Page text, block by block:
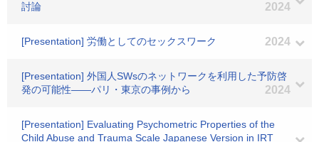
討論
2024
[Presentation] 労働としてのセックスワーク 2024
[Presentation] 外国人SWsのネットワークを利用した予防啓
発の可能性――パリ・東京の事例から
2024
[Presentation] Evaluating Psychometric Properties of the
Child Abuse and Trauma Scale Japanese Version in IRT